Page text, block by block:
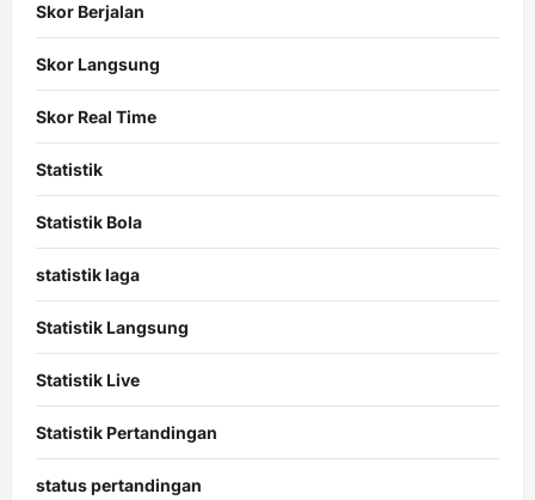
Skor Berjalan
Skor Langsung
Skor Real Time
Statistik
Statistik Bola
statistik laga
Statistik Langsung
Statistik Live
Statistik Pertandingan
status pertandingan